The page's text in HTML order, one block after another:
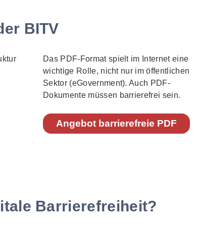
BITV
Das PDF-Format spielt im Internet eine
wichtige Rolle, nicht nur im öffentlichen
Sektor (eGovernment). Auch PDF-
Dokumente müssen barrierefrei sein.
Angebot barrierefreie PDF
Barrierefreiheit?